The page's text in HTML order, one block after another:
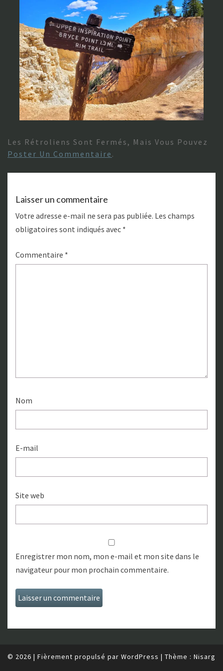
Les Rétroliens Sont Fermés, Mais Vous Pouvez
Poster Un Commentaire .
Laisser un commentaire
Votre adresse e-mail ne sera pas publiée. Les champs
obligatoires sont indiqués avec *
Commentaire *
Nom
E-mail
Site web
Enregistrer mon nom, mon e-mail et mon site dans le
navigateur pour mon prochain commentaire.
© 2026 | Fièrement propulsé par WordPress | Thème : Nisarg